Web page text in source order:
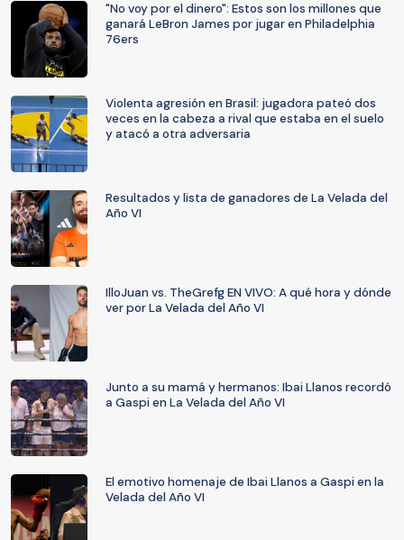
"No voy por el dinero": Estos son los millones que
ganará LeBron James por jugar en Philadelphia
76ers
Violenta agresión en Brasil: jugadora pateó dos
veces en la cabeza a rival que estaba en el suelo
y atacó a otra adversaria
Resultados y lista de ganadores de La Velada del
Año VI
IlloJuan vs. TheGrefg EN VIVO: A qué hora y dónde
ver por La Velada del Año VI
Junto a su mamá y hermanos: Ibai Llanos recordó
a Gaspi en La Velada del Año VI
El emotivo homenaje de Ibai Llanos a Gaspi en la
Velada del Año VI